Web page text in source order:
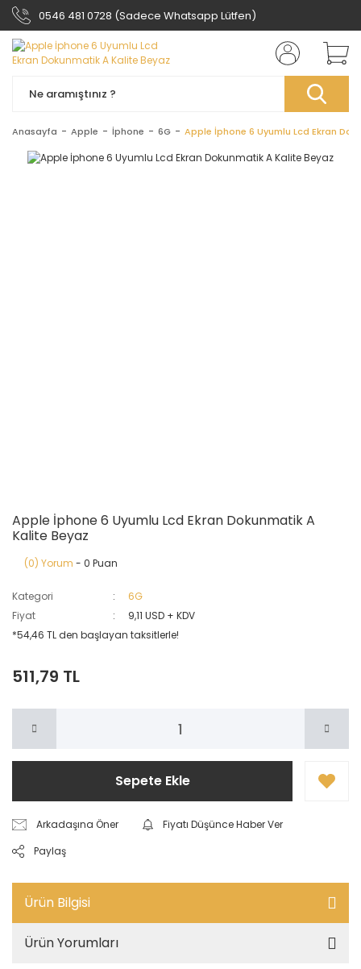
0546 481 0728 (Sadece Whatsapp Lütfen)
Anasayfa Apple İphone 6G Apple İphone 6 Uyumlu Lcd Ekran
Apple İphone 6 Uyumlu Lcd Ekran Dokunmatik A
Kalite Beyaz
(0) Yorum - 0 Puan
Kategori
6G
Fiyat
9,11 USD + KDV
*54,46 TL den başlayan taksitlerle!
511,79 TL
Sepete Ekle
Arkadaşına Öner
Fiyatı Düşünce Haber Ver
Paylaş
Ürün Bilgisi
Ürün Yorumları